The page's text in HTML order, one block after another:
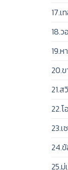
17.
18.
19.ห
20.
21.ส
22.โ
23.เ
24.
25.มู่